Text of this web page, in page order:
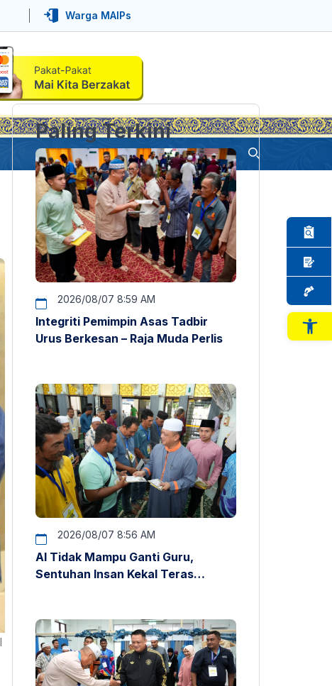
Warga MAIPs
Paling Terkini
2026/08/07 8:59 AM
Integriti Pemimpin Asas Tadbir
Urus Berkesan – Raja Muda Perlis
2026/08/07 8:56 AM
AI Tidak Mampu Ganti Guru,
Sentuhan Insan Kekal Teras